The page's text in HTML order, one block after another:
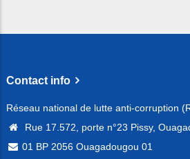
Contact info
Réseau national de lutte anti-corruption
Rue 17.572, porte n°23 Pissy,
01 BP 2056 Ouagadougou 01